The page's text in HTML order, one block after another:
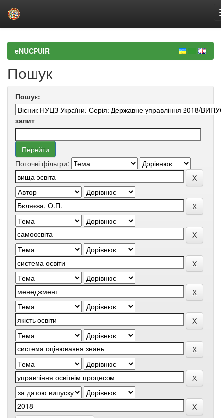
navigationeNUCPUIR
Пошук
Пошук:
запит
Поточні фільтри: